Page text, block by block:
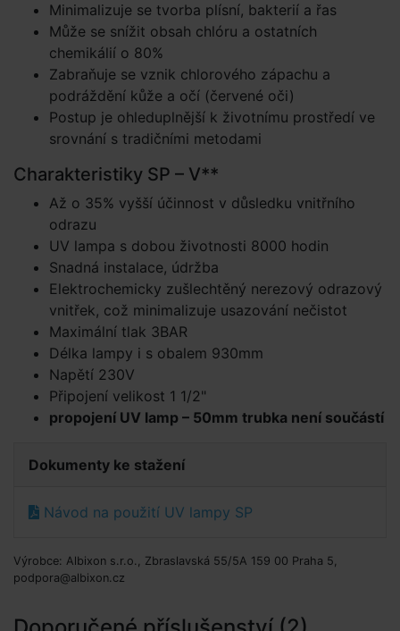
Minimalizuje se tvorba plísní, bakterií a řas
Může se snížit obsah chlóru a ostatních
chemikálií o 80%
Zabraňuje se vznik chlorového zápachu a
podráždění kůže a očí (červené oči)
Postup je ohleduplnější k životnímu prostředí ve
srovnání s tradičními metodami
Charakteristiky SP – V**
Až o 35% vyšší účinnost v důsledku vnitřního
odrazu
UV lampa s dobou životnosti 8000 hodin
Snadná instalace, údržba
Elektrochemicky zušlechtěný nerezový odrazový
vnitřek, což minimalizuje usazování nečistot
Maximální tlak 3BAR
Délka lampy i s obalem 930mm
Napětí 230V
Připojení velikost 1 1/2"
propojení UV lamp – 50mm trubka není součástí
Dokumenty ke stažení
Návod na použití UV lampy SP
Výrobce: Albixon s.r.o., Zbraslavská 55/5A 159 00 Praha 5,
podpora@albixon.cz